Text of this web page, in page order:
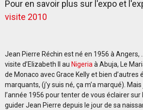
Pour en savoir plus sur l'expo et
visite 2010
Jean Pierre Réchin est né en 1956 à Angers,
visite d’Elizabeth II au Nigeriaà Abuja, Le
de Monaco avec Grace Kelly et bien d’autres
marquants, (j’y suis né, ça m’a marqué).
l’année 1956 pour tenter de vous éclairer sur
guider Jean Pierre depuis le jour de sa